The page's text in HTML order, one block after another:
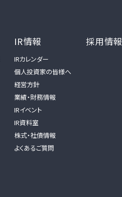
IR情報
IRカレンダー
個人投資家の皆様へ
経営方針
業績・財務情報
IRイベント
IR資料室
株式・社債情報
よくあるご質問
採用情報